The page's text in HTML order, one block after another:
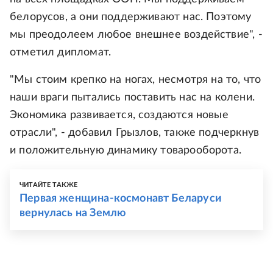
белорусов, а они поддерживают нас. Поэтому
мы преодолеем любое внешнее воздействие", -
отметил дипломат.
"Мы стоим крепко на ногах, несмотря на то, что
наши враги пытались поставить нас на колени.
Экономика развивается, создаются новые
отрасли", - добавил Грызлов, также подчеркнув
и положительную динамику товарооборота.
ЧИТАЙТЕ ТАКЖЕ
Первая женщина-космонавт Беларуси
вернулась на Землю